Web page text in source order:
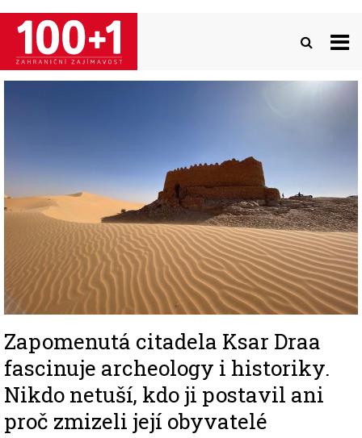
Přejít
hlavnímu
obsahu
Zapomenutá citadela Ksar Draa
fascinuje archeology i historiky.
Nikdo netuší, kdo ji postavil ani
proč zmizeli její obyvatelé